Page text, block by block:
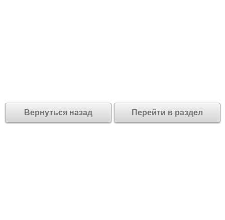
Вернуться назад Перейти в раздел